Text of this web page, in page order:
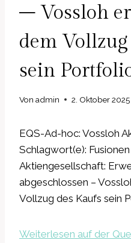
– Vossloh
dem
sein
Von admin 2. Oktober 2025
EQS-Ad-hoc: Vossloh
Schlagwort(e):
Aktiengesellschaft:
abgeschlossen –
Vollzug des Kaufs sein
Weiterlesen auf der